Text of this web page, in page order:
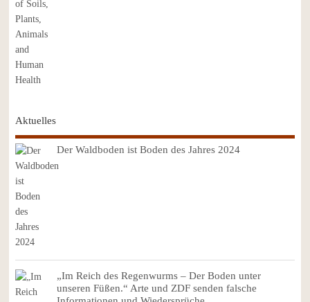
Aktuelles
Der Waldboden ist Boden des Jahres 2024
„Im Reich des Regenwurms – Der Boden unter
unseren Füßen.“ Arte und ZDF senden falsche